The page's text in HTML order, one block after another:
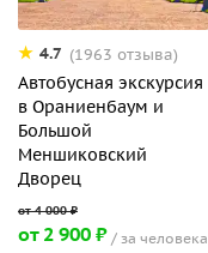
4.7 (1963 отзыва)
Автобусная экскурсия
в Ораниенбаум и
Большой
Меншиковский
Дворец
от 2 900 ₽ за человека